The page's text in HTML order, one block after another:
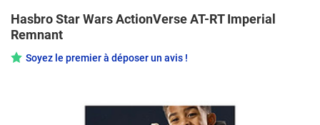
Hasbro Star Wars ActionVerse AT-RT Imperial
Remnant
Soyez le premier à déposer un avis !